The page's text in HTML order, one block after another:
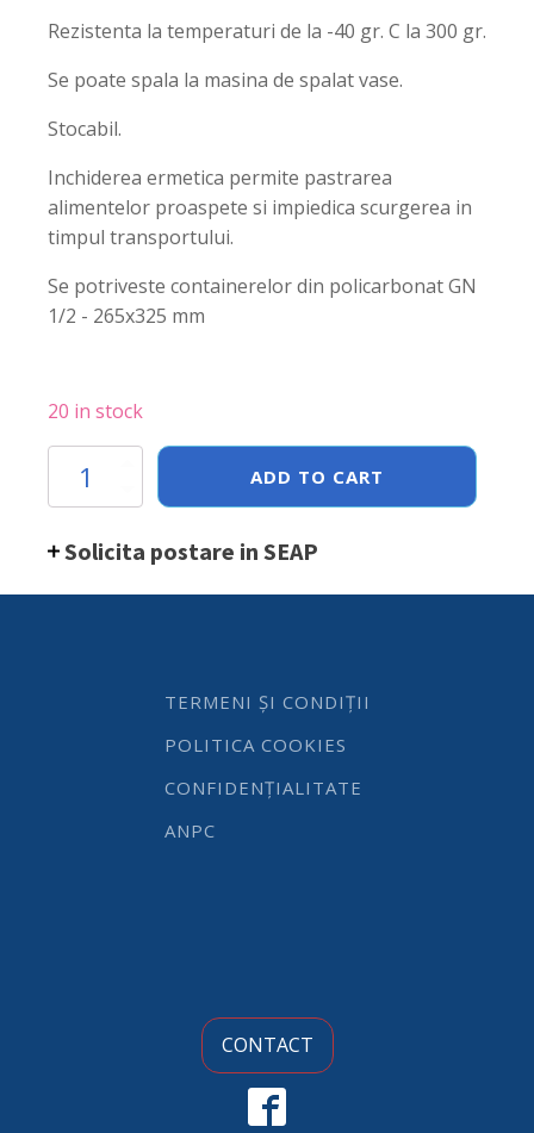
Rezistenta la temperaturi de la -40 gr. C la 300 gr.
Se poate spala la masina de spalat vase.
Stocabil.
Inchiderea ermetica permite pastrarea
alimentelor proaspete si impiedica scurgerea in
timpul transportului.
Se potriveste containerelor din policarbonat GN
1/2 - 265x325 mm
20 in stock
Capac
Gastronorm
cu
siliconata
ADD TO CART
Solicita postare in SEAP
TERMENI ȘI CONDIȚII
POLITICA COOKIES
CONFIDENȚIALITATE
ANPC
CONTACT